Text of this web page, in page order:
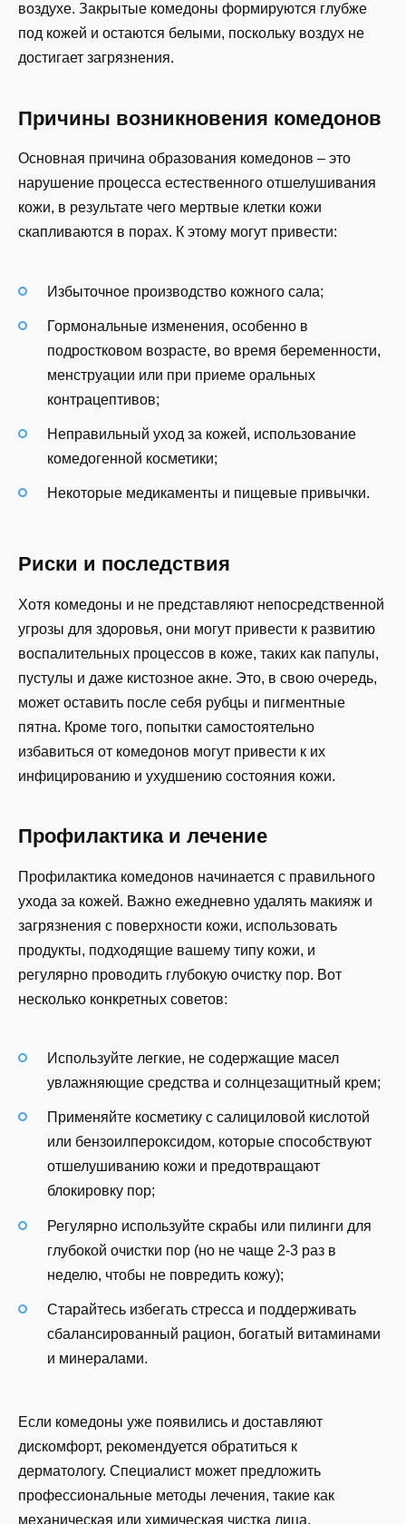
воздухе. Закрытые комедоны формируются глубже
под кожей и остаются белыми, поскольку воздух не
достигает загрязнения.
Причины возникновения комедонов
Основная причина образования комедонов – это
нарушение процесса естественного отшелушивания
кожи, в результате чего мертвые клетки кожи
скапливаются в порах. К этому могут привести:
Избыточное производство кожного сала;
Гормональные изменения, особенно в
подростковом возрасте, во время беременности,
менструации или при приеме оральных
контрацептивов;
Неправильный уход за кожей, использование
комедогенной косметики;
Некоторые медикаменты и пищевые привычки.
Риски и последствия
Хотя комедоны и не представляют непосредственной
угрозы для здоровья, они могут привести к развитию
воспалительных процессов в коже, таких как папулы,
пустулы и даже кистозное акне. Это, в свою очередь,
может оставить после себя рубцы и пигментные
пятна. Кроме того, попытки самостоятельно
избавиться от комедонов могут привести к их
инфицированию и ухудшению состояния кожи.
Профилактика и лечение
Профилактика комедонов начинается с правильного
ухода за кожей. Важно ежедневно удалять макияж и
загрязнения с поверхности кожи, использовать
продукты, подходящие вашему типу кожи, и
регулярно проводить глубокую очистку пор. Вот
несколько конкретных советов:
Используйте легкие, не содержащие масел
увлажняющие средства и солнцезащитный крем;
Применяйте косметику с салициловой кислотой
или бензоилпероксидом, которые способствуют
отшелушиванию кожи и предотвращают
блокировку пор;
Регулярно используйте скрабы или пилинги для
глубокой очистки пор (но не чаще 2-3 раз в
неделю, чтобы не повредить кожу);
Старайтесь избегать стресса и поддерживать
сбалансированный рацион, богатый витаминами
и минералами.
Если комедоны уже появились и доставляют
дискомфорт, рекомендуется обратиться к
дерматологу. Специалист может предложить
профессиональные методы лечения, такие как
механическая или химическая чистка лица,